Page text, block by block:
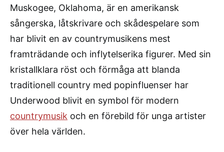
Muskogee, Oklahoma, är en amerikansk
sångerska, låtskrivare och skådespelare som
har blivit en av countrymusikens mest
framträdande och inflytelserika figurer. Med sin
kristallklara röst och förmåga att blanda
traditionell country med popinfluenser har
Underwood blivit en symbol för modern
countrymusik och en förebild för unga artister
över hela världen.